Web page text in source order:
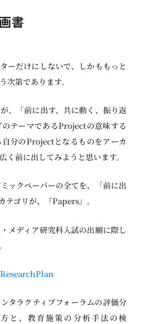
書
ーだけにしないで、しかももっと
次第であります。
、「前に出す、共に動く、振り返
テーマであるProjectの意味する
分のProjectとなるものをアーカ
く前に出してみようと思います。
ックペーパーの全てを、「前に出
テゴリが、『Papers』。
メディア研究科入試の出願に際し
タラクティブフォーラムの評価分
と、教育施策の分析手法の検